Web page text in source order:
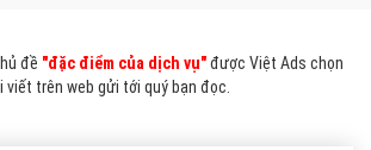
đề "đặc điểm của dịch vụ"được Việt Ads chọn
viết trên web gửi tới quý bạn đọc.